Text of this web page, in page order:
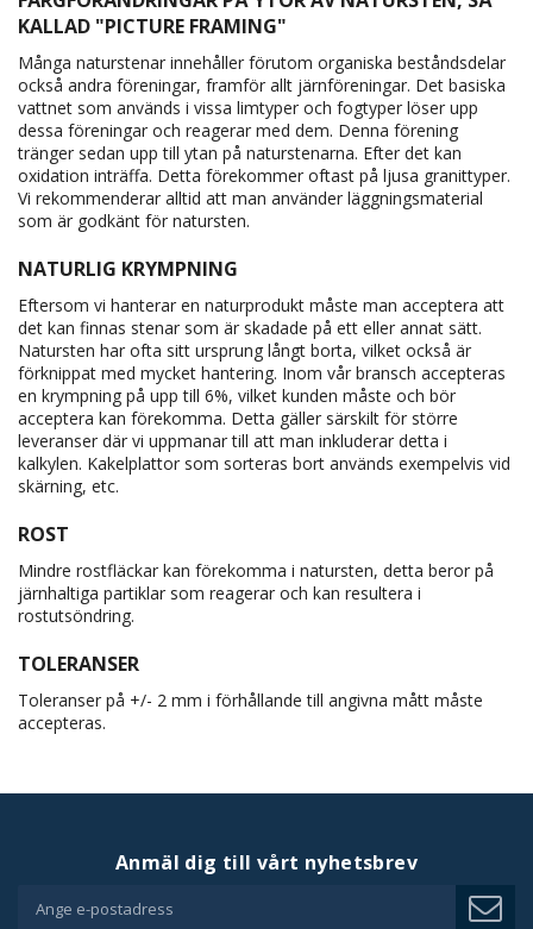
KALLAD "PICTURE FRAMING"
Många naturstenar innehåller förutom organiska beståndsdelar
också andra föreningar, framför allt järnföreningar. Det basiska
vattnet som används i vissa limtyper och fogtyper löser upp
dessa föreningar och reagerar med dem. Denna förening
tränger sedan upp till ytan på naturstenarna. Efter det kan
oxidation inträffa. Detta förekommer oftast på ljusa granittyper.
Vi rekommenderar alltid att man använder läggningsmaterial
som är godkänt för natursten.
NATURLIG KRYMPNING
Eftersom vi hanterar en naturprodukt måste man acceptera att
det kan finnas stenar som är skadade på ett eller annat sätt.
Natursten har ofta sitt ursprung långt borta, vilket också är
förknippat med mycket hantering. Inom vår bransch accepteras
en krympning på upp till 6%, vilket kunden måste och bör
acceptera kan förekomma. Detta gäller särskilt för större
leveranser där vi uppmanar till att man inkluderar detta i
kalkylen. Kakelplattor som sorteras bort används exempelvis vid
skärning, etc.
ROST
Mindre rostfläckar kan förekomma i natursten, detta beror på
järnhaltiga partiklar som reagerar och kan resultera i
rostutsöndring.
TOLERANSER
Toleranser på +/- 2 mm i förhållande till angivna mått måste
accepteras.
Anmäl dig till vårt nyhetsbrev